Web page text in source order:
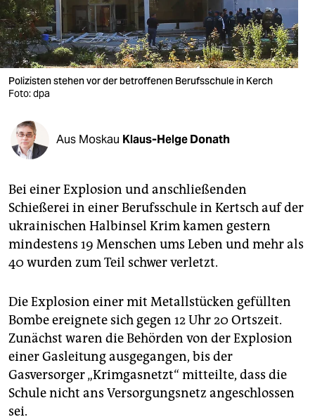
wahrheit
verlag
verlag
veranstaltungen
shop
fragen & hilfe
unterstützen
abo
genossenschaft
epaper login
Polizisten stehen vor der betroffenen Berufsschule in Kerch
Foto: dpa
Aus Moskau Klaus-Helge Donath
Bei einer Explosion und anschließenden
Schießerei in einer Berufsschule in Kertsch auf der
ukrainischen Halbinsel Krim kamen gestern
mindestens 19 Menschen ums Leben und mehr als
40 wurden zum Teil schwer verletzt.
Die Explosion einer mit Metallstücken gefüllten
Bombe ereignete sich gegen 12 Uhr 20 Ortszeit.
Zunächst waren die Behörden von der Explosion
einer Gasleitung ausgegangen, bis der
Gasversorger „Krimgasnetzt“ mitteilte, dass die
Schule nicht ans Versorgungsnetz angeschlossen
sei.